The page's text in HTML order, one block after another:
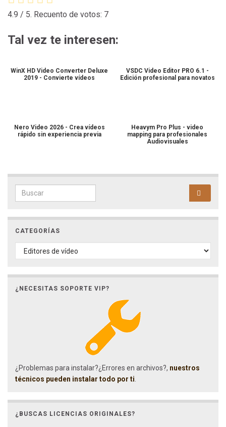
4.9 / 5. Recuento de votos: 7
Tal vez te interesen:
WinX HD Video Converter Deluxe
2019 - Convierte vídeos
VSDC Video Editor PRO 6.1 -
Edición profesional para novatos
Nero Video 2026 - Crea vídeos
rápido sin experiencia previa
Heavym Pro Plus - video
mapping para profesionales
Audiovisuales
Search for:
CATEGORÍAS
CATEGORÍAS
¿NECESITAS SOPORTE VIP?
¿Problemas para instalar?¿Errores en archivos?, nuestros
técnicos pueden instalar todo por ti.
¿BUSCAS LICENCIAS ORIGINALES?